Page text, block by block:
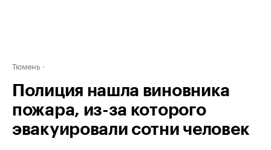
Тюмень
Полиция нашла виновника
пожара, из-за которого
эвакуировали сотни человек